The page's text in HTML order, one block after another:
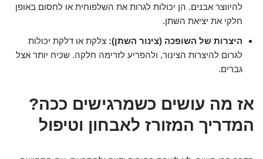
להיווצר אבנים. הן יכולות לגרות את השלפוחית או לחסום באופן
חלקי את יציאת השתן.
היצרות של השופכה (צינור השתן): צלקת או דלקת יכולות
לגרום להיצרות הצינור, ולהפריע לזרימה חלקה. שכיח יותר אצל
גברים.
אז מה עושים כשמרגישים ככה?
המדריך המזורז לאבחון וטיפול